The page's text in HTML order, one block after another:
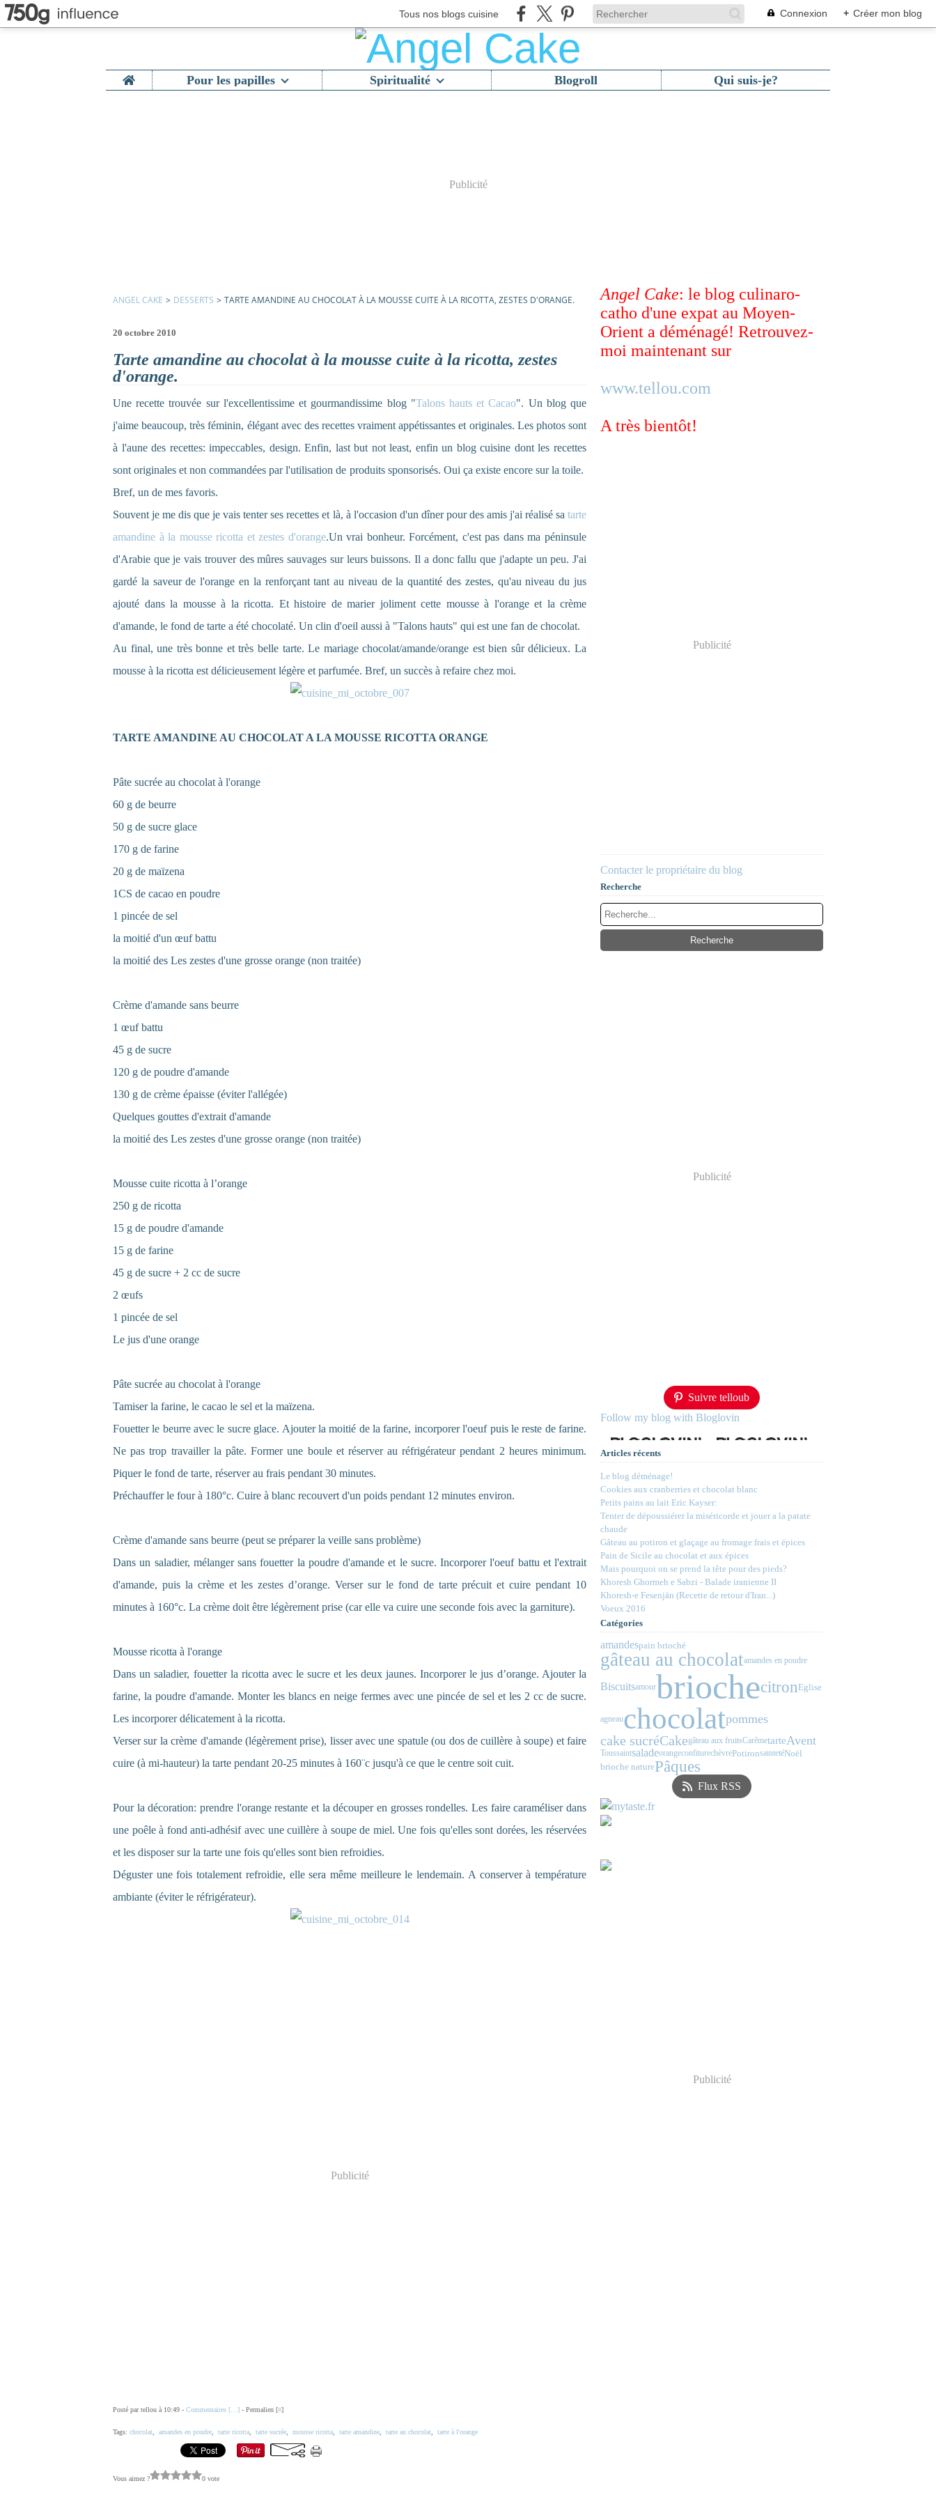
Tous nos blogs cuisine Connexion + Créer mon blog
Home Pour les papilles Spiritualité Blogroll Qui suis-je?
Publicité
ANGEL CAKE > DESSERTS > TARTE AMANDINE AU CHOCOLAT À LA MOUSSE CUITE À LA RICOTTA, ZESTES D'ORANGE.
20 octobre 2010
Tarte amandine au chocolat à la mousse cuite à la ricotta, zestes
d'orange.
Une recette trouvée sur l'excellentissime et gourmandissime blog "Talons hauts et Cacao". Un blog que
j'aime beaucoup, très féminin, élégant avec des recettes vraiment appétissantes et originales. Les photos sont
à l'aune des recettes: impeccables, design. Enfin, last but not least, enfin un blog cuisine dont les recettes
sont originales et non commandées par l'utilisation de produits sponsorisés. Oui ça existe encore sur la toile.
Bref, un de mes favoris.
Souvent je me dis que je vais tenter ses recettes et là, à l'occasion d'un dîner pour des amis j'ai réalisé sa tarte
amandine à la mousse ricotta et zestes d'orange.Un vrai bonheur. Forcément, c'est pas dans ma péninsule
d'Arabie que je vais trouver des mûres sauvages sur leurs buissons. Il a donc fallu que j'adapte un peu. J'ai
gardé la saveur de l'orange en la renforçant tant au niveau de la quantité des zestes, qu'au niveau du jus
ajouté dans la mousse à la ricotta. Et histoire de marier joliment cette mousse à l'orange et la crème
d'amande, le fond de tarte a été chocolaté. Un clin d'oeil aussi à "Talons hauts" qui est une fan de chocolat.
Au final, une très bonne et très belle tarte. Le mariage chocolat/amande/orange est bien sûr délicieux. La
mousse à la ricotta est délicieusement légère et parfumée. Bref, un succès à refaire chez moi.
TARTE AMANDINE AU CHOCOLAT A LA MOUSSE RICOTTA ORANGE
Pâte sucrée au chocolat à l'orange
60 g de beurre
50 g de sucre glace
170 g de farine
20 g de maïzena
1CS de cacao en poudre
1 pincée de sel
la moitié d'un œuf battu
la moitié des Les zestes d'une grosse orange (non traitée)
Crème d'amande sans beurre
1 œuf battu
45 g de sucre
120 g de poudre d'amande
130 g de crème épaisse (éviter l'allégée)
Quelques gouttes d'extrait d'amande
la moitié des Les zestes d'une grosse orange (non traitée)
Mousse cuite ricotta à l’orange
250 g de ricotta
15 g de poudre d'amande
15 g de farine
45 g de sucre + 2 cc de sucre
2 œufs
1 pincée de sel
Le jus d'une orange
Pâte sucrée au chocolat à l'orange
Tamiser la farine, le cacao le sel et la maïzena.
Fouetter le beurre avec le sucre glace. Ajouter la moitié de la farine, incorporer l'oeuf puis le reste de farine.
Ne pas trop travailler la pâte. Former une boule et réserver au réfrigérateur pendant 2 heures minimum.
Piquer le fond de tarte, réserver au frais pendant 30 minutes.
Préchauffer le four à 180°c. Cuire à blanc recouvert d'un poids pendant 12 minutes environ.
Crème d'amande sans beurre (peut se préparer la veille sans problème)
Dans un saladier, mélanger sans fouetter la poudre d'amande et le sucre. Incorporer l'oeuf battu et l'extrait
d'amande, puis la crème et les zestes d’orange. Verser sur le fond de tarte précuit et cuire pendant 10
minutes à 160°c. La crème doit être légèrement prise (car elle va cuire une seconde fois avec la garniture).
Mousse ricotta à l'orange
Dans un saladier, fouetter la ricotta avec le sucre et les deux jaunes. Incorporer le jus d’orange. Ajouter la
farine, la poudre d'amande. Monter les blancs en neige fermes avec une pincée de sel et les 2 cc de sucre.
Les incorporer délicatement à la ricotta.
Verser sur la crème d'amande (légèrement prise), lisser avec une spatule (ou dos de cuillère à soupe) et faire
cuire (à mi-hauteur) la tarte pendant 20-25 minutes à 160¨c jusqu'à ce que le centre soit cuit.
Pour la décoration: prendre l'orange restante et la découper en grosses rondelles. Les faire caraméliser dans
une poêle à fond anti-adhésif avec une cuillère à soupe de miel. Une fois qu'elles sont dorées, les réservées
et les disposer sur la tarte une fois qu'elles sont bien refroidies.
Déguster une fois totalement refroidie, elle sera même meilleure le lendemain. A conserver à température
ambiante (éviter le réfrigérateur).
Publicité
Posté par tellou à 10:49 - Commentaires [ ] - Permalien [#]
Tags: chocolat amandes en poudre tarte ricotta tarte sucrée mousse ricotta tarte amandine tarte au chocolat tarte à l'orange
Vous aimez ? 0 vote
Angel Cake: le blog culinaro-
catho d'une expat au Moyen-
Orient a déménagé! Retrouvez-
moi maintenant sur
www.tellou.com
A très bientôt!
Publicité
Contacter le propriétaire du blog
Recherche
Publicité
Suivre telloub
Follow my blog with Bloglovin
Articles récents
Le blog déménage!
Cookies aux cranberries et chocolat blanc
Petits pains au lait Eric Kayser:
Tenter de dépoussiérer la miséricorde et jouer a la patate
chaude
Gâteau au potiron et glaçage au fromage frais et épices
Pain de Sicile au chocolat et aux épices
Mais pourquoi on se prend la tête pour des pieds?
Khoresh Ghormeh e Sabzi - Balade iranienne II
Khoresh-e Fesenjān (Recette de retour d'Iran...)
Voeux 2016
Catégories
amandespain brioché
gâteau au chocolatamandes en poudre
BiscuitsamourbriochecitronEglise
agneauchocolatpommes
cake sucréCakegâteau aux fruitsCarêmetarteAvent
ToussaintsaladeorangeconfiturechèvrePotironsaintetéNoël
brioche naturePâques
Flux RSS
Publicité